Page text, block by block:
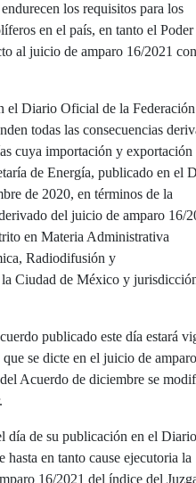
los requisitos para los
en el país, en tanto el Poder
al juicio de amparo 16/2021
el Diario Oficial de la Federación
todas las consecuencias
cuya importación y exportación
de Energía, publicado en el
de 2020, en términos de la
del juicio de amparo 16/
en Materia Administrativa
Radiodifusión y
Ciudad de México y
publicado este día estará
se dicte en el juicio de amparo
Acuerdo de diciembre se
día de su publicación en el Diario
en tanto cause ejecutoria la
16/2021 del índice del